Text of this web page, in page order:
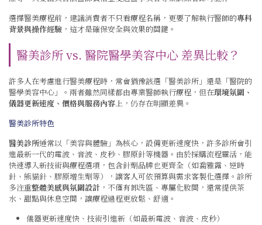
選擇醫美療程前，建議消費者不只看療程名稱，更要了解執行醫師的專科
背景與操作經驗 ，這才是確保安全與效果的關鍵。
醫美診所 vs. 醫院醫學美容中心 差異比較？
許多人在考慮進行醫美療程時，常會猶豫該選「醫美診所」還是「醫院的
醫學美容中心」。兩者雖然同樣都由專業醫師執行療程，但在環境氛圍、
儀器更新速度、價格與服務內容上，仍存在明顯差異。
醫美診所特色
醫美診所通常以「美容與體驗」為核心，設備更新速度快，許多診所會引
進最新一代的電波、音波、皮秒、膠原針等機器。由於採購流程靈活，能
快速導入新技術與療程選項，包含針劑品牌也更齊全（如喬雅露、逆時
針、熊貓針、膠原增生劑等），讓客人可依預算與需求客製化選擇。診所
多注重整體美感與氛圍設計 ，不僅有卸洗區、專屬化妝間，還常提供茶
水、甜點與休息空間，讓療程過程更放鬆、舒適。
儀器更新速度快、技術引進新（如最新電波、音波、皮秒）